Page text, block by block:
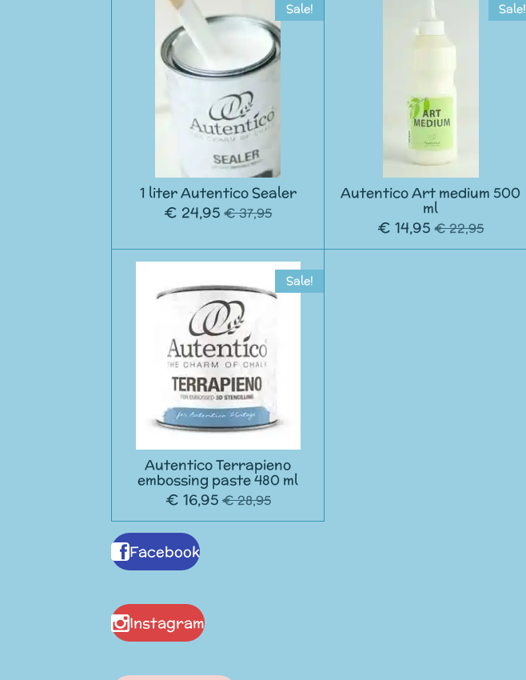
Sale!
1 liter Autentico Sealer
€ 24,95 € 37,95
Sale!
Autentico Art medium 500
ml
€ 14,95 € 22,95
Sale!
Autentico Terrapieno
embossing paste 480 ml
€ 16,95 € 28,95
Facebook
Instagram